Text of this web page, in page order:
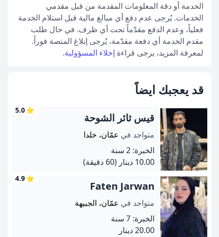
الخدمة أو دقة المعلومات المقدمة من قبل مقدمي
الخدمات. يُرجى عدم دفع أي مبالغ مالية قبل استلام الخدمة
فعلياً، وعدم الدفع مقدّماً تحت أي ظرف. في حال طلب
مقدم الخدمة أي دفعة مقدّمة، يُرجى إبلاغ المنصة فوراً.
لمعرفة المزيد، يرجى قراءة إخلاء المسؤولية.
قد يعجبك ايضاً
⭐
5.0
قيس ثائر الشوحة
متواجد في عمّان، خلدا
الخبرة: 2 سنة
10.00 دينار
(60 دقيقة)
⭐
4.9
Faten Jarwan
متواجد في عمّان، الجبيهة
الخبرة: 7 سنة
20.00 دينار